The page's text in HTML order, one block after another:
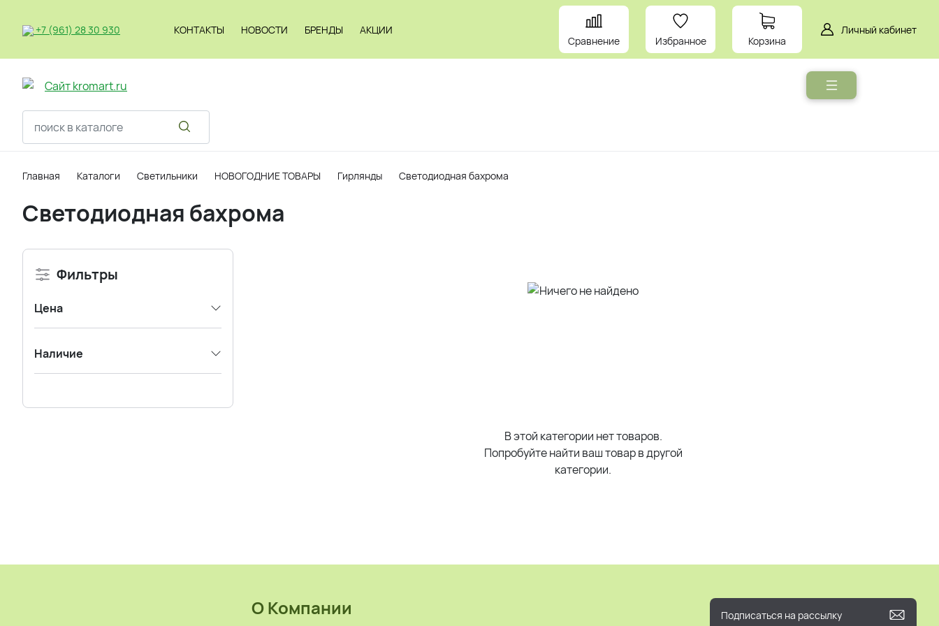
+7 (961) 28 30 930 КОНТАКТЫ НОВОСТИ БРЕНДЫ
АКЦИИ
Сравнение
Избранное Корзина
Личный кабинет
Главная Каталоги Светильники НОВОГОДНИЕ ТОВАРЫ Гирлянды Светодиодная бахрома
Светодиодная бахрома
Фильтры
Цена
Наличие
В этой категории нет товаров.
Попробуйте найти ваш товар в другой
категории.
О Компании